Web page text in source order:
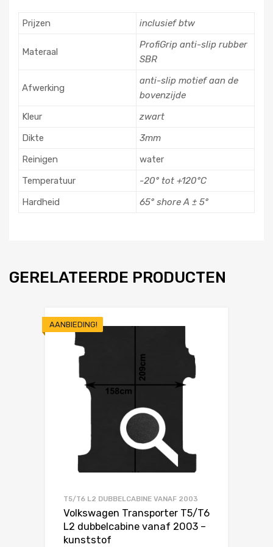
Prijzen inclusief btw
Materaal
ProfiGrip anti-slip rubber
SBR
Afwerking
anti-slip motief aan de
bovenzijde
Kleur
zwart
Dikte
3mm
Reinigen
water
Temperatuur
-20° tot +120°C
Hardheid
65° shore A ± 5°
GERELATEERDE PRODUCTEN
AANBIEDING!
T5/T6 L2 DUBBELCABINE VANAF 2003
Volkswagen Transporter T5/T6
L2 dubbelcabine vanaf 2003 –
kunststof